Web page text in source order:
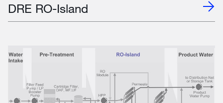
DRE RO-Island